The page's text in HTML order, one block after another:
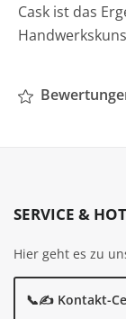
Cask ist das
SERVICE &
Hier geht es zu
📞✍️ Kontakt-